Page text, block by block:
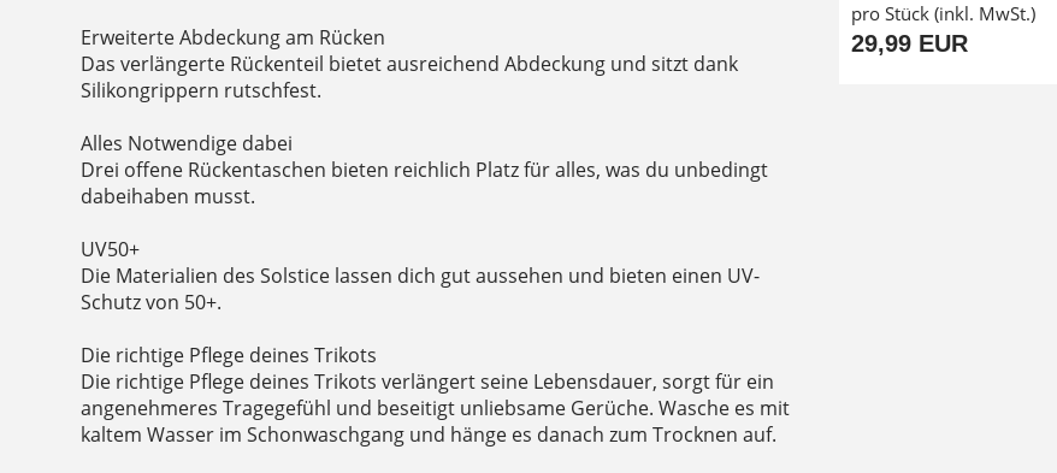
Erweiterte Abdeckung am Rücken
Das verlängerte Rückenteil bietet ausreichend Abdeckung und sitzt dank
Silikongrippern rutschfest.
Alles Notwendige dabei
Drei offene Rückentaschen bieten reichlich Platz für alles, was du unbedingt
dabeihaben musst.
UV50+
Die Materialien des Solstice lassen dich gut aussehen und bieten einen UV-
Schutz von 50+.
Die richtige Pflege deines Trikots
Die richtige Pflege deines Trikots verlängert seine Lebensdauer, sorgt für ein
angenehmeres Tragegefühl und beseitigt unliebsame Gerüche. Wasche es mit
kaltem Wasser im Schonwaschgang und hänge es danach zum Trocknen auf.
pro Stück (inkl. MwSt.)
29,99 EUR